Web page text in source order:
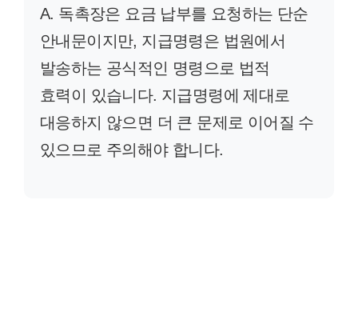
A. 독촉장은 요금 납부를 요청하는 단순
안내문이지만, 지급명령은 법원에서
발송하는 공식적인 명령으로 법적
효력이 있습니다. 지급명령에 제대로
대응하지 않으면 더 큰 문제로 이어질 수
있으므로 주의해야 합니다.